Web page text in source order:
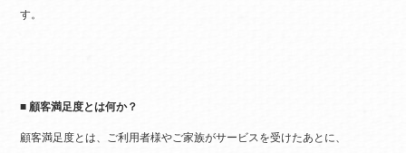
す。
■ 顧客満足度とは何か？
顧客満足度とは、ご利用者様やご家族がサービスを受けたあとに、